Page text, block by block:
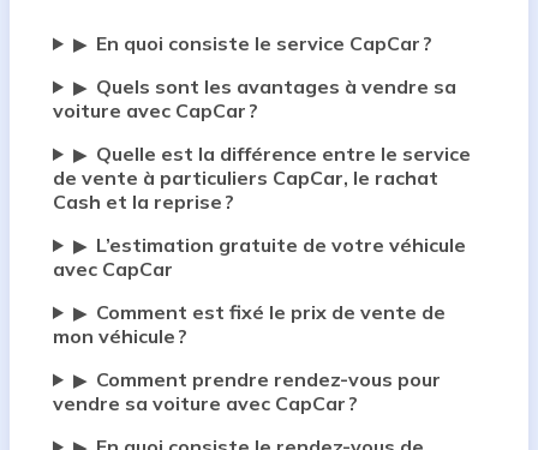
▶ En quoi consiste le service CapCar ?
▶ Quels sont les avantages à vendre sa
voiture avec CapCar ?
▶ Quelle est la différence entre le service
de vente à particuliers CapCar, le rachat
Cash et la reprise ?
▶ L’estimation gratuite de votre véhicule
avec CapCar
▶ Comment est fixé le prix de vente de
mon véhicule ?
▶ Comment prendre rendez-vous pour
vendre sa voiture avec CapCar ?